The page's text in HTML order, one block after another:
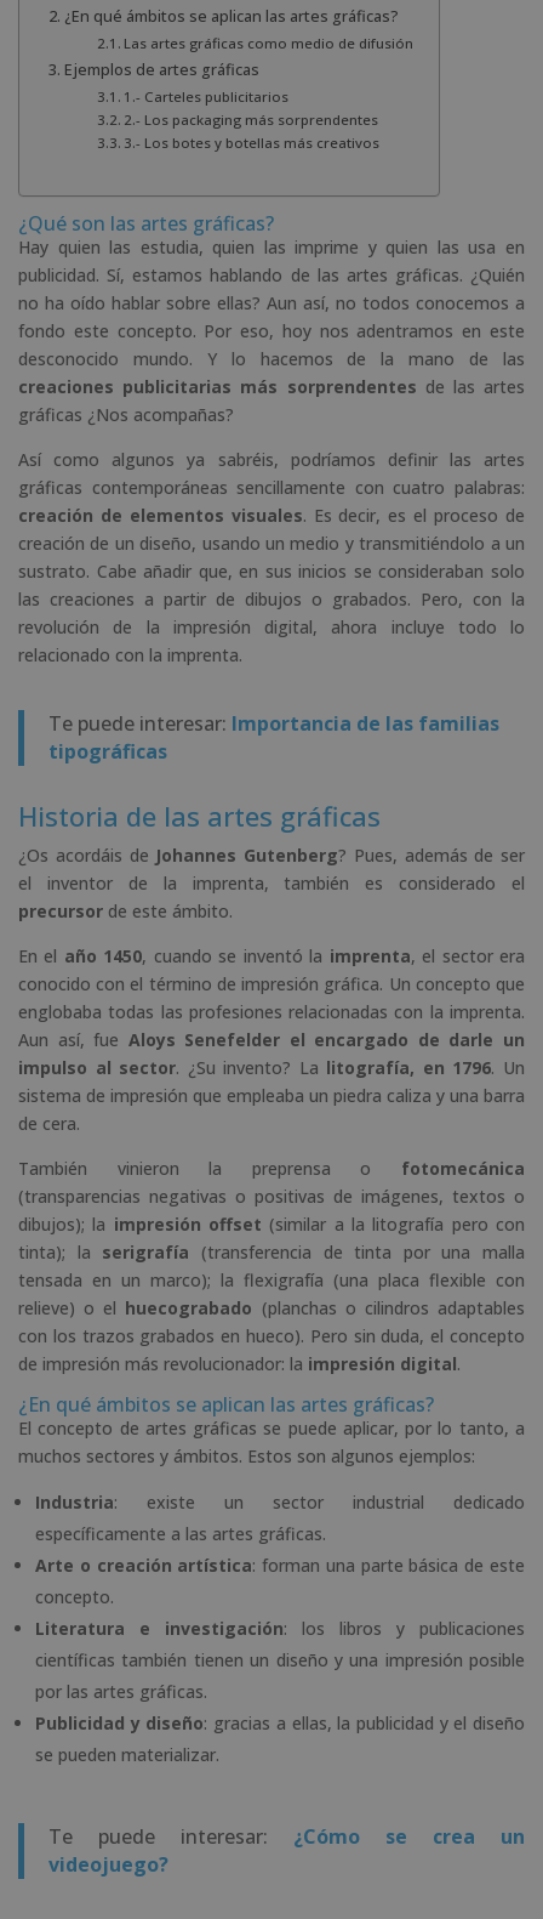
¿En qué ámbitos se aplican las artes gráficas?
Las artes gráficas como medio de difusión
Ejemplos de artes gráficas
1.- Carteles publicitarios
2.- Los packaging más sorprendentes
3.- Los botes y botellas más creativos
¿Qué son las artes gráficas?
Hay quien las estudia, quien las imprime y quien las usa en
publicidad. Sí, estamos hablando de las artes gráficas. ¿Quién
no ha oído hablar sobre ellas? Aun así, no todos conocemos a
fondo este concepto. Por eso, hoy nos adentramos en este
desconocido mundo. Y lo hacemos de la mano de las
creaciones publicitarias más sorprendentes de las artes
gráficas ¿Nos acompañas?
Así como algunos ya sabréis, podríamos definir las artes
gráficas contemporáneas sencillamente con cuatro palabras:
creación de elementos visuales. Es decir, es el proceso de
creación de un diseño, usando un medio y transmitiéndolo a un
sustrato. Cabe añadir que, en sus inicios se consideraban solo
las creaciones a partir de dibujos o grabados. Pero, con la
revolución de la impresión digital, ahora incluye todo lo
relacionado con la imprenta.
Te puede interesar: Importancia de las familias
tipográficas
Historia de las artes gráficas
¿Os acordáis de Johannes Gutenberg? Pues, además de ser
el inventor de la imprenta, también es considerado el
precursor de este ámbito.
En el año 1450, cuando se inventó la imprenta, el sector era
conocido con el término de impresión gráfica. Un concepto que
englobaba todas las profesiones relacionadas con la imprenta.
Aun así, fue Aloys Senefelder el encargado de darle un
impulso al sector. ¿Su invento? La litografía, en 1796. Un
sistema de impresión que empleaba un piedra caliza y una barra
de cera.
También vinieron la preprensa o fotomecánica
(transparencias negativas o positivas de imágenes, textos o
dibujos); la impresión offset (similar a la litografía pero con
tinta); la serigrafía (transferencia de tinta por una malla
tensada en un marco); la flexigrafía (una placa flexible con
relieve) o el huecograbado (planchas o cilindros adaptables
con los trazos grabados en hueco). Pero sin duda, el concepto
de impresión más revolucionador: la impresión digital.
¿En qué ámbitos se aplican las artes gráficas?
El concepto de artes gráficas se puede aplicar, por lo tanto, a
muchos sectores y ámbitos. Estos son algunos ejemplos:
Industria: existe un sector industrial dedicado
específicamente a las artes gráficas.
Arte o creación artística: forman una parte básica de este
concepto.
Literatura e investigación: los libros y publicaciones
científicas también tienen un diseño y una impresión posible
por las artes gráficas.
Publicidad y diseño: gracias a ellas, la publicidad y el diseño
se pueden materializar.
Te puede interesar: ¿Cómo se crea un
videojuego?